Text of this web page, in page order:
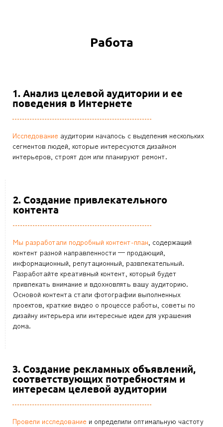
Работа
1. Анализ целевой аудитории и ее
поведения в Интернете
Исследование аудитории началось с выделения нескольких
сегментов людей, которые интересуются дизайном
интерьеров, строят дом или планируют ремонт.
2. Создание привлекательного
контента
Мы разработали подробный контент-план, содержащий
контент разной направленности — продающий,
информационный, репутационный, развлекательный.
Разработайте креативный контент, который будет
привлекать внимание и вдохновлять вашу аудиторию.
Основой контента стали фотографии выполненных
проектов, краткие видео о процессе работы, советы по
дизайну интерьера или интересные идеи для украшения
дома.
3. Создание рекламных объявлений,
соответствующих потребностям и
интересам целевой аудитории
Провели исследование и определили оптимальную частоту